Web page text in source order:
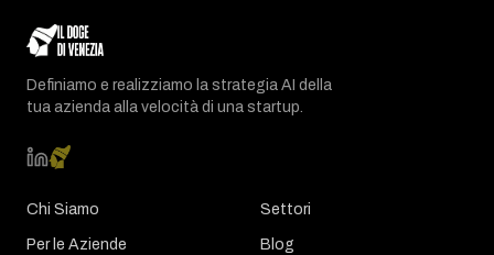
Definiamo e realizziamo la strategia AI della
tua azienda alla velocità di una startup.
Chi Siamo
Per le Aziende
Settori
Blog